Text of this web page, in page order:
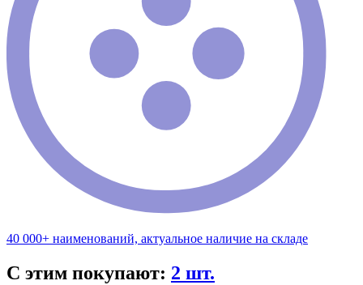
40 000+ наименований, актуальное наличие на складе
С этим покупают: 2 шт.